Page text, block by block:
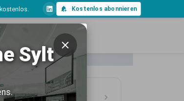
Kostenlos abonnieren
Sylt